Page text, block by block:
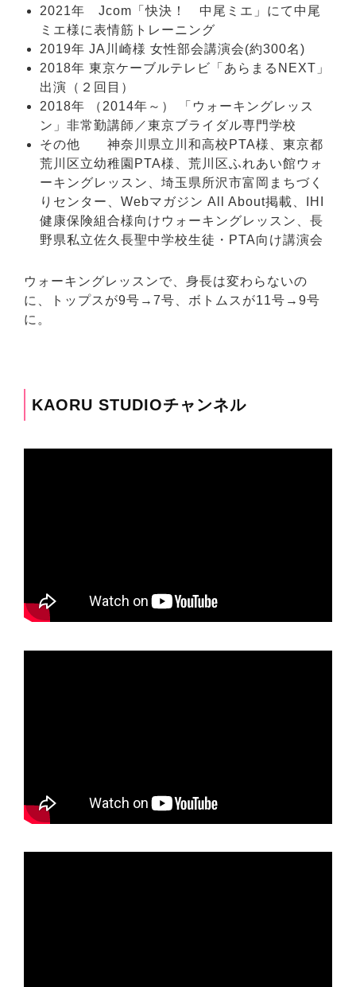
2021年 Jcom「快決！ 中尾ミエ」にて中尾
ミエ様に表情筋トレーニング
2019年 JA川崎様 女性部会講演会(約300名)
2018年 東京ケーブルテレビ「あらまるNEXT」
出演（２回目）
2018年 （2014年～） 「ウォーキングレッス
ン」非常勤講師／東京ブライダル専門学校
その他 神奈川県立川和高校PTA様、東京都
荒川区立幼稚園PTA様、荒川区ふれあい館ウォ
ーキングレッスン、埼玉県所沢市富岡まちづく
りセンター、Webマガジン All About掲載、IHI
健康保険組合様向けウォーキングレッスン、長
野県私立佐久長聖中学校生徒・PTA向け講演会
ウォーキングレッスンで、身長は変わらないの
に、トップスが9号→7号、ボトムスが11号→9号
に。
KAORU STUDIOチャンネル